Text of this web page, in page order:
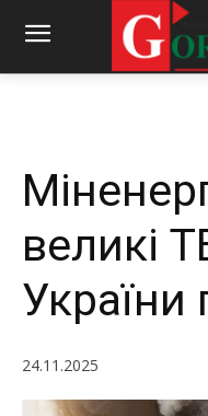
By
великі
24.11.2025